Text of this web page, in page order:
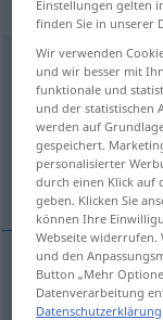
rabiat
Übersicht aller
(Für mehr Details
rabiácký
rabiácký rabiat
Einstellungen gelten
finden Sie in unserer
Wir verwenden
und wir besser mit
funktionale und
und der statistischen
werden auf
gespeichert.
personalisierter
durch einen Klick auf
geben. Klicken Sie
können Ihre
Webseite widerrufen.
und den
Button „Mehr
Datenverarbeitung
Datenschutzerklärung